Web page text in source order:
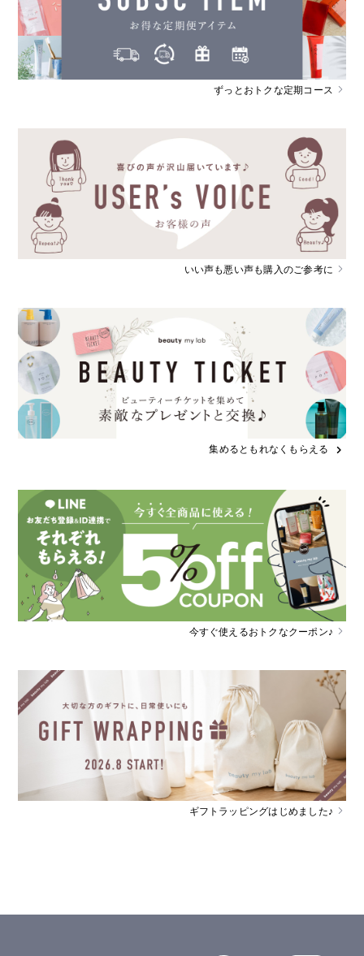
ずっとおトクな定期コース
いい声も悪い声も購入のご参考に
集めるともれなくもらえる chevron_right
今すぐ使えるおトクなクーポン♪
ギフトラッピングはじめました♪